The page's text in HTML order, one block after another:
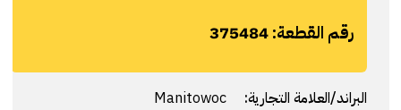
رقم القطعة:375484
البراند/العلامة التجارية: Manitowoc